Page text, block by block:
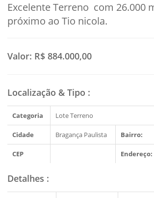
Excelente Terreno com 26.000
próximo ao Tio nicola.
Valor: R$ 884.000,00
Localização & Tipo :
Categoria Lote Terreno
Cidade Bragança Paulista Bairro:
CEP Endereço:
Detalhes :